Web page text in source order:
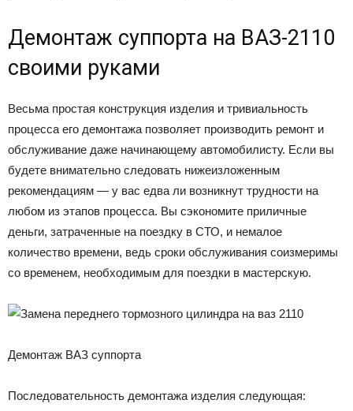
Демонтаж суппорта на ВАЗ-2110
своими руками
Весьма простая конструкция изделия и тривиальность
процесса его демонтажа позволяет производить ремонт и
обслуживание даже начинающему автомобилисту. Если вы
будете внимательно следовать нижеизложенным
рекомендациям — у вас едва ли возникнут трудности на
любом из этапов процесса. Вы сэкономите приличные
деньги, затраченные на поездку в СТО, и немалое
количество времени, ведь сроки обслуживания соизмеримы
со временем, необходимым для поездки в мастерскую.
Демонтаж ВАЗ суппорта
Последовательность демонтажа изделия следующая: